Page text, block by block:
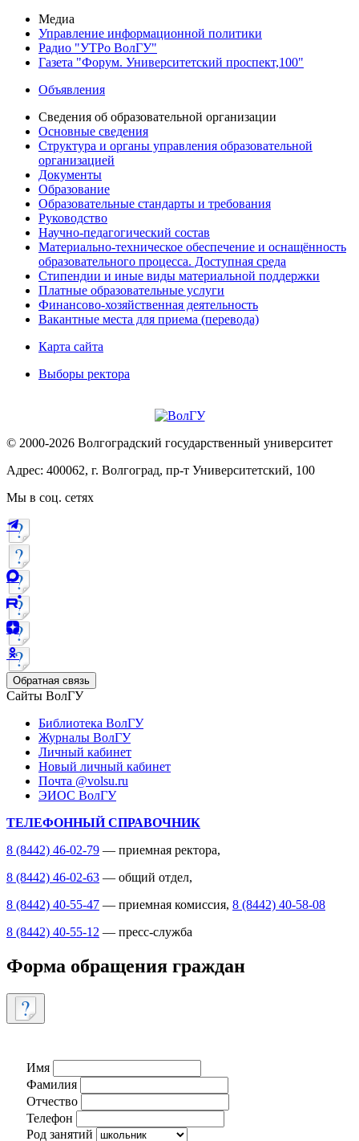
Медиа
Управление информационной политики
Радио "УТРо ВолГУ"
Газета "Форум. Университетский проспект,100"
Объявления
Сведения об образовательной организации
Основные сведения
Структура и органы управления образовательной
организацией
Документы
Образование
Образовательные стандарты и требования
Руководство
Научно-педагогический состав
Материально-техническое обеспечение и оснащённость
образовательного процесса. Доступная среда
Стипендии и иные виды материальной поддержки
Платные образовательные услуги
Финансово-хозяйственная деятельность
Вакантные места для приема (перевода)
Карта сайта
Выборы ректора
© 2000-2026 Волгоградский государственный университет
Адрес: 400062, г. Волгоград, пр-т Университетский, 100
Мы в соц. сетях
Обратная связь
Сайты ВолГУ
Библиотека ВолГУ
Журналы ВолГУ
Личный кабинет
Новый личный кабинет
Почта @volsu.ru
ЭИОС ВолГУ
ТЕЛЕФОННЫЙ СПРАВОЧНИК
8 (8442) 46-02-79 — приемная ректора,
8 (8442) 46-02-63 — общий отдел,
8 (8442) 40-55-47 — приемная комиссия, 8 (8442) 40-58-08
8 (8442) 40-55-12 — пресс-служба
Форма обращения граждан
Имя
Фамилия
Отчество
Телефон
Род занятий